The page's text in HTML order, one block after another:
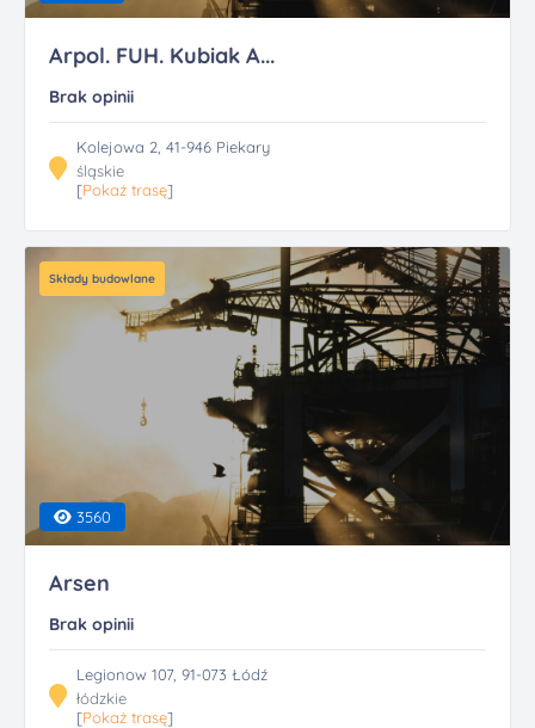
Arpol. FUH. Kubiak A...
Brak opinii
Kolejowa 2, 41-946 Piekary
śląskie
[Pokaż trasę]
Składy budowlane
3560
Arsen
Brak opinii
Legionow 107, 91-073 Łódź
łódzkie
[Pokaż trasę]